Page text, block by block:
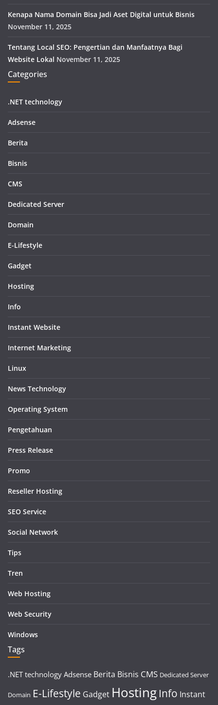
Kenapa Nama Domain Bisa Jadi Aset Digital untuk Bisnis
November 11, 2025
Tentang Local SEO: Pengertian dan Manfaatnya Bagi
Website Lokal November 11, 2025
Categories
.NET technology
Adsense
Berita
Bisnis
CMS
Dedicated Server
Domain
E-Lifestyle
Gadget
Hosting
Info
Instant Website
Internet Marketing
Linux
News Technology
Operating System
Pengetahuan
Press Release
Promo
Reseller Hosting
SEO Service
Social Network
Tips
Tren
Web Hosting
Web Security
Windows
Tags
.NET technology Adsense Berita Bisnis CMS Dedicated Server
Domain E-Lifestyle Gadget Hosting Info Instant